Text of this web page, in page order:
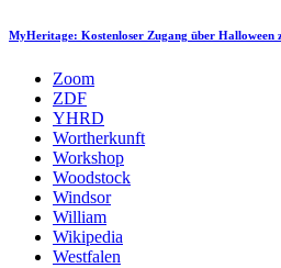
MyHeritage: Kostenloser Zugang über Halloween
Zoom
ZDF
YHRD
Wortherkunft
Workshop
Woodstock
Windsor
William
Wikipedia
Westfalen